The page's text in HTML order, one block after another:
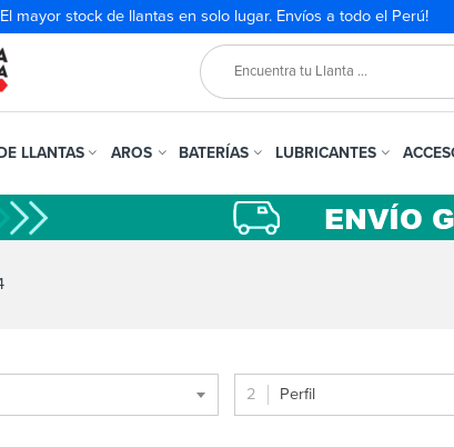
mayor stock de llantas en solo lugar. Envíos a todo el Perú!
LLANTAS AROS BATERÍAS LUBRICANTES
Perfil